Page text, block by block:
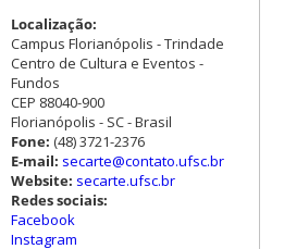
Localização:
Campus Florianópolis - Trindade
Centro de Cultura e Eventos -
Fundos
CEP 88040-900
Florianópolis - SC - Brasil
Fone: (48) 3721-2376
E-mail: secarte@contato.ufsc.br
Website: secarte.ufsc.br
Redes sociais:
Facebook
Instagram